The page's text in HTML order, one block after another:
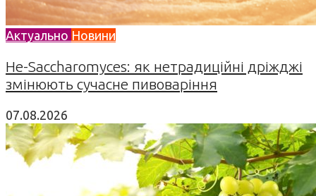
Актуально Новини
Не-Saccharomyces: як нетрадиційні дріжджі
змінюють сучасне пивоваріння
07.08.2026